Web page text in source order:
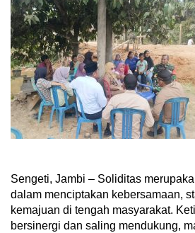
Sengeti, Jambi – Soliditas
dalam menciptakan kebersamaan,
kemajuan di tengah masyarakat.
bersinergi dan saling mendukung,